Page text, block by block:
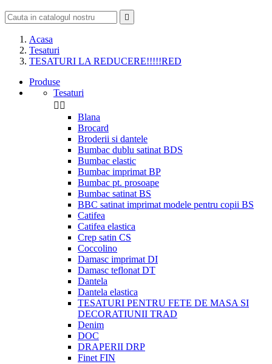

Acasa
Tesaturi
TESATURI LA REDUCERE!!!!!RED
Produse
Tesaturi
 
Blana
Brocard
Broderii si dantele
Bumbac dublu satinat BDS
Bumbac elastic
Bumbac imprimat BP
Bumbac pt. prosoape
Bumbac satinat BS
BBC satinat imprimat modele pentru copii BS
Catifea
Catifea elastica
Crep satin CS
Coccolino
Damasc imprimat DI
Damasc teflonat DT
Dantela
Dantela elastica
TESATURI PENTRU FETE DE MASA SI
DECORATIUNII TRAD
Denim
DOC
DRAPERII DRP
Finet FIN